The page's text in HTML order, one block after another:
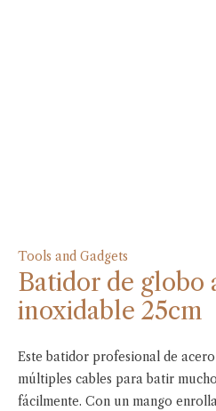
Tools and Gadgets
Batidor de globo
inoxidable 25cm
Este batidor profesional de
múltiples cables para batir
fácilmente. Con un mango